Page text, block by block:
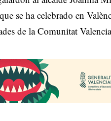
se ha celebrado en
de la Comunitat